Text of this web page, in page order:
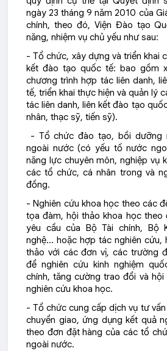
ngày 23 tháng 9 năm 2010 của
chính, theo đó, Viện Đào tạo
năng, nhiệm vụ chủ yếu như sau:
- Tổ chức, xây dựng và triển khai
kết đào tạo quốc tế: bao gồm
chương trình hợp tác liên danh,
tế, triển khai thực hiện và quản lý
tác liên danh, liên kết đào tạo
nhân, thạc sỹ, tiến sỹ).
- Tổ chức đào tạo, bồi dưỡng
ngoài nước (có yếu tố nước
năng lực chuyên môn, nghiệp vụ
các tổ chức, cá nhân trong và
đồng.
- Nghiên cứu khoa học theo các
tọa đàm, hội thảo khoa học theo
yêu cầu của Bộ Tài chính, Bộ
nghệ… hoặc hợp tác nghiên cứu,
thảo với các đơn vị, các trường
để nghiên cứu kinh nghiệm
chính, tăng cường trao đổi và
nghiên cứu khoa học.
- Tổ chức cung cấp dịch vụ tư vấn
chuyển giao, ứng dụng kết quả
theo đơn đặt hàng của các tổ
ngoài nước.